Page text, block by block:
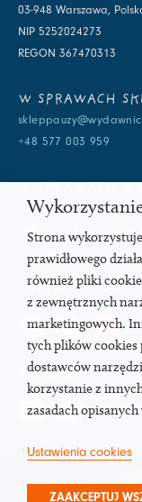
03-948 Warszawa,
NIP 5252024273
REGON 367470313
W SPRAWACH
+48 577 003 959
+48 501 177 119
proszę o wysłanie
SOCIAL MEDIA
PODCAST
Strona pod
Strona
prawidłowego
również pliki
z zewnętrznych
marketingowych.
tych plików cookies
dostawców
korzystanie z
zasadach
Ustawienia cookies
ZAAKCEPTUJ